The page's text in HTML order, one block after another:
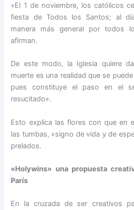
«El 1 de noviembre, los católicos
fiesta de Todos los Santos; al
manera más general por todos
afirman.
De este modo, la Iglesia quiere
muerte es una realidad que se
pues constituye el paso en el
resucitado».
Esto explica las flores con que en
las tumbas, «signo de vida y de
prelados.
«Holywins» una propuesta
París
En la cruzada de ser creativos